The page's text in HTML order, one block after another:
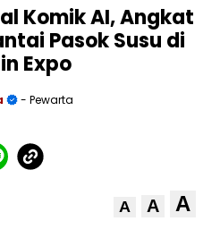
Komik AI, Angkat
Pasok Susu di
Expo
- Pewarta
A A A